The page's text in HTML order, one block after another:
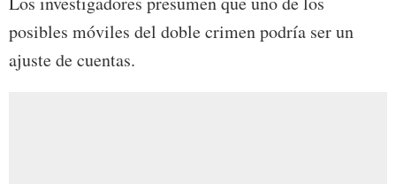
posibles móviles del doble crimen podría ser un
ajuste de cuentas.